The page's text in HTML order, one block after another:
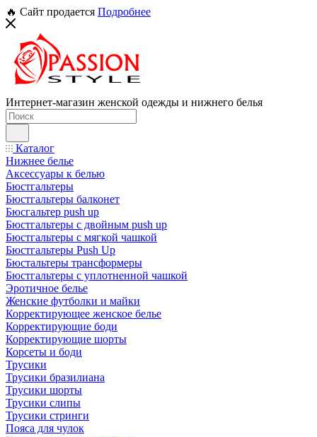
🔥 Сайт продается Подробнее
Интернет-магазин женской одежды и нижнего белья
Каталог
Нижнее белье
Аксессуары к белью
Бюстгальтеры
Бюстгальтеры балконет
Бюсгальтер push up
Бюстгальтеры с двойным push up
Бюстгальтеры с мягкой чашкой
Бюстгальтеры Push Up
Бюстальтеры трансформеры
Бюстгальтеры с уплотненной чашкой
Эротичное белье
Женские футболки и майки
Корректирующее женское белье
Корректирующие боди
Корректирующие шорты
Корсеты и боди
Трусики
Трусики бразилиана
Трусики шорты
Трусики слипы
Трусики стринги
Пояса для чулок